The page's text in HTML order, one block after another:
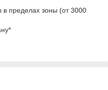
в пределах зоны (от 3000